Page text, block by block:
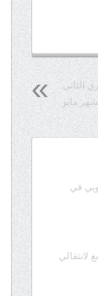
الثاني
مايو
في
لانتقالي